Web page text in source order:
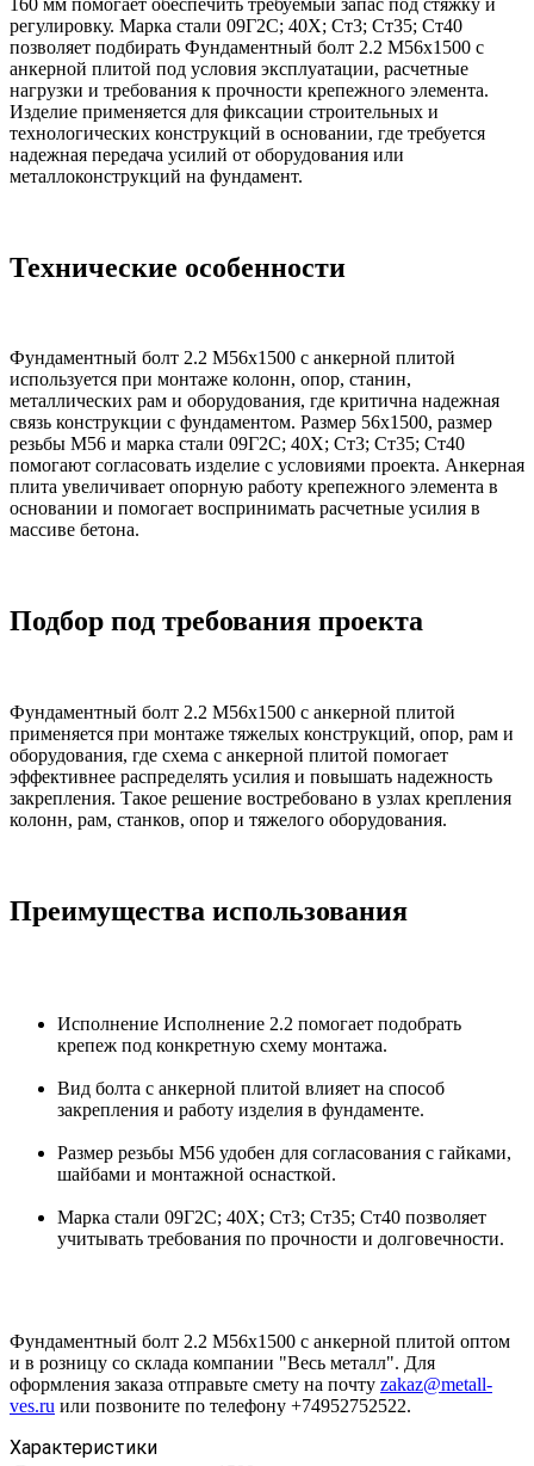
регулировку. Марка стали 09Г2С; 40Х; Ст3; Ст35; Ст40
позволяет подбирать Фундаментный болт 2.2 М56х1500 с
анкерной плитой под условия эксплуатации, расчетные
нагрузки и требования к прочности крепежного элемента.
Изделие применяется для фиксации строительных и
технологических конструкций в основании, где требуется
надежная передача усилий от оборудования или
металлоконструкций на фундамент.
Технические особенности
Фундаментный болт 2.2 М56х1500 с анкерной плитой
используется при монтаже колонн, опор, станин,
металлических рам и оборудования, где критична надежная
связь конструкции с фундаментом. Размер 56х1500, размер
резьбы М56 и марка стали 09Г2С; 40Х; Ст3; Ст35; Ст40
помогают согласовать изделие с условиями проекта. Анкерная
плита увеличивает опорную работу крепежного элемента в
основании и помогает воспринимать расчетные усилия в
массиве бетона.
Подбор под требования проекта
Фундаментный болт 2.2 М56х1500 с анкерной плитой
применяется при монтаже тяжелых конструкций, опор, рам и
оборудования, где схема с анкерной плитой помогает
эффективнее распределять усилия и повышать надежность
закрепления. Такое решение востребовано в узлах крепления
колонн, рам, станков, опор и тяжелого оборудования.
Преимущества использования
Исполнение Исполнение 2.2 помогает подобрать
крепеж под конкретную схему монтажа.
Вид болта с анкерной плитой влияет на способ
закрепления и работу изделия в фундаменте.
Размер резьбы М56 удобен для согласования с гайками,
шайбами и монтажной оснасткой.
Марка стали 09Г2С; 40Х; Ст3; Ст35; Ст40 позволяет
учитывать требования по прочности и долговечности.
Фундаментный болт 2.2 М56х1500 с анкерной плитой оптом
и в розницу со склада компании "Весь металл". Для
оформления заказа отправьте смету на почту zakaz@metall-
ves.ru или позвоните по телефону +74952752522.
Характеристики